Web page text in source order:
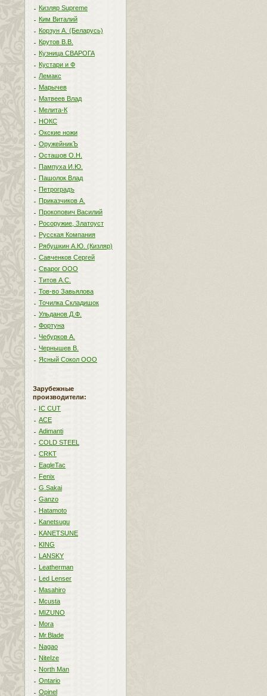
Кизляр Supreme
Ким Виталий
Корзун А. (Беларусь)
Крутов В.В.
Кузница СВАРОГА
Кустари и Ф
Лемакс
Марычев
Матвеев Влад
Мелита-К
НОКС
Окские ножи
ОружейникЪ
Осташов О.Н.
Пампуха И.Ю.
Пашолок Влад
Петроградъ
Приказчиков А.
Прокопович Василий
Росоружие, Златоуст
Русская Компания
Рябушкин А.Ю. (Кизляр)
Савченков Сергей
Сварог ООО
Титов А.С.
Тов-во Завьялова
Точилка Складишок
Ульданов Д.Ф.
Фортуна
Чебурков А.
Чернышев В.
Ясный Сокол ООО
Зарубежные
производители:
IC CUT
ACE
Adimanti
COLD STEEL
CRKT
EagleTac
Fenix
G.Sakai
Ganzo
Hatamoto
Kanetsugu
KANETSUNE
KING
LANSKY
Leatherman
Led Lenser
Masahiro
Mcusta
MIZUNO
Mora
Mr.Blade
Nagao
NiteIze
North Man
Ontario
Opinel